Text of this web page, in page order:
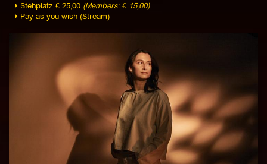
Stehplatz € 25,00 (Members: € 15,00)
Pay as you wish (Stream)